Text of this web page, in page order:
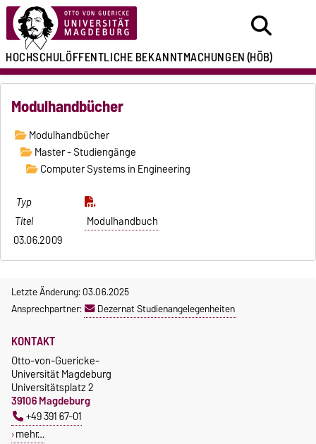
HOCHSCHULÖFFENTLICHEBEKANNTMACHUNGEN(HÖB)
Modulhandbücher
Modulhandbücher
Master - Studiengänge
Computer Systems in Engineering
Modulhandbuch
03.06.2009
Letzte Änderung: 03.06.2025
Ansprechpartner:
Dezernat Studienangelegenheiten
KONTAKT
Otto-von-Guericke-
Universität Magdeburg
Universitätsplatz 2
39106 Magdeburg
+49 391 67-01
mehr…